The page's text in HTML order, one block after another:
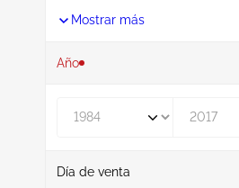
Mostrar más
Año
Día de venta